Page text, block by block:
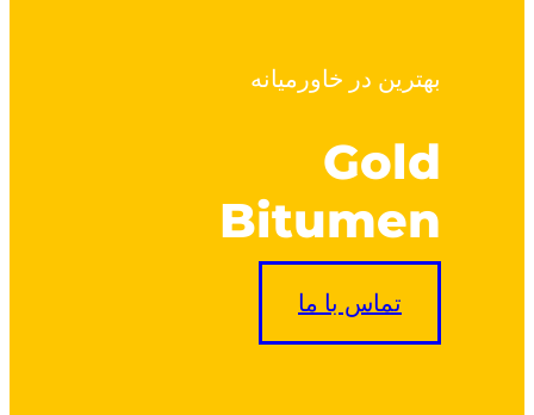
بهترین در خاورمیانه
Gold
Bitumen
تماس با ما